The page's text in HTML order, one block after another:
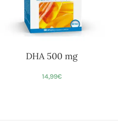
DHA 500 mg
14,99€